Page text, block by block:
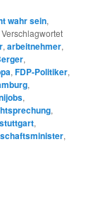
wahr sein,
Verschlagwortet
,arbeitnehmer,
,
,FDP-Politiker,
,
,
,
stuttgart,
,